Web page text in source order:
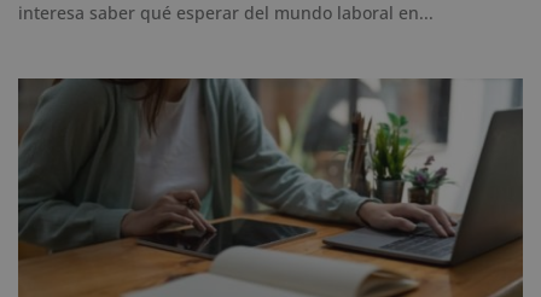
interesa saber qué esperar del mundo laboral en...